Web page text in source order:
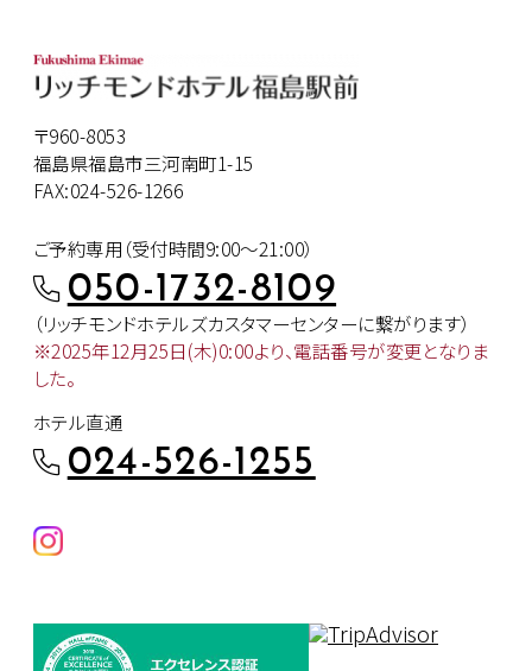
〒960-8053
福島県福島市三河南町1-15
FAX:024-526-1266
ご予約専用（受付時間9:00～21:00）
050-1732-8109
（リッチモンドホテルズカスタマーセンターに繋がります）
※2025年12月25日(木)0:00より、電話番号が変更となりま
した。
ホテル直通
024-526-1255